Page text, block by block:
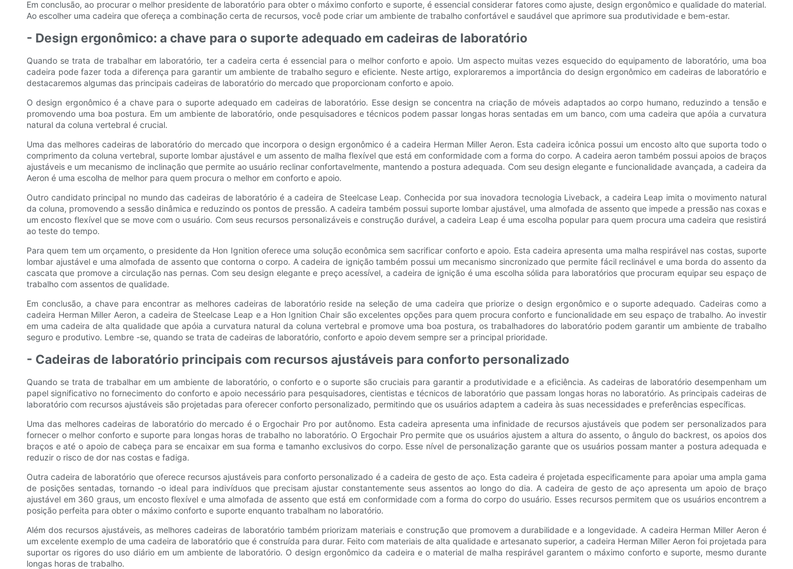
Em conclusão, ao procurar o melhor presidente de laboratório para obter o máximo conforto e suporte, é essencial considerar fatores como ajuste, design ergonômico e qualidade do material.
Ao escolher uma cadeira que ofereça a combinação certa de recursos, você pode criar um ambiente de trabalho confortável e saudável que aprimore sua produtividade e bem-estar.
- Design ergonômico: a chave para o suporte adequado em cadeiras de laboratório
Quando se trata de trabalhar em laboratório, ter a cadeira certa é essencial para o melhor conforto e apoio. Um aspecto muitas vezes esquecido do equipamento de laboratório, uma boa
cadeira pode fazer toda a diferença para garantir um ambiente de trabalho seguro e eficiente. Neste artigo, exploraremos a importância do design ergonômico em cadeiras de laboratório e
destacaremos algumas das principais cadeiras de laboratório do mercado que proporcionam conforto e apoio.
O design ergonômico é a chave para o suporte adequado em cadeiras de laboratório. Esse design se concentra na criação de móveis adaptados ao corpo humano, reduzindo a tensão e
promovendo uma boa postura. Em um ambiente de laboratório, onde pesquisadores e técnicos podem passar longas horas sentadas em um banco, com uma cadeira que apóia a curvatura
natural da coluna vertebral é crucial.
Uma das melhores cadeiras de laboratório do mercado que incorpora o design ergonômico é a cadeira Herman Miller Aeron. Esta cadeira icônica possui um encosto alto que suporta todo o
comprimento da coluna vertebral, suporte lombar ajustável e um assento de malha flexível que está em conformidade com a forma do corpo. A cadeira aeron também possui apoios de braços
ajustáveis ​​e um mecanismo de inclinação que permite ao usuário reclinar confortavelmente, mantendo a postura adequada. Com seu design elegante e funcionalidade avançada, a cadeira da
Aeron é uma escolha de melhor para quem procura o melhor em conforto e apoio.
Outro candidato principal no mundo das cadeiras de laboratório é a cadeira de Steelcase Leap. Conhecida por sua inovadora tecnologia Liveback, a cadeira Leap imita o movimento natural
da coluna, promovendo a sessão dinâmica e reduzindo os pontos de pressão. A cadeira também possui suporte lombar ajustável, uma almofada de assento que impede a pressão nas coxas e
um encosto flexível que se move com o usuário. Com seus recursos personalizáveis ​​e construção durável, a cadeira Leap é uma escolha popular para quem procura uma cadeira que resistirá
ao teste do tempo.
Para quem tem um orçamento, o presidente da Hon Ignition oferece uma solução econômica sem sacrificar conforto e apoio. Esta cadeira apresenta uma malha respirável nas costas, suporte
lombar ajustável e uma almofada de assento que contorna o corpo. A cadeira de ignição também possui um mecanismo sincronizado que permite fácil reclinável e uma borda do assento da
cascata que promove a circulação nas pernas. Com seu design elegante e preço acessível, a cadeira de ignição é uma escolha sólida para laboratórios que procuram equipar seu espaço de
trabalho com assentos de qualidade.
Em conclusão, a chave para encontrar as melhores cadeiras de laboratório reside na seleção de uma cadeira que priorize o design ergonômico e o suporte adequado. Cadeiras como a
cadeira Herman Miller Aeron, a cadeira de Steelcase Leap e a Hon Ignition Chair são excelentes opções para quem procura conforto e funcionalidade em seu espaço de trabalho. Ao investir
em uma cadeira de alta qualidade que apóia a curvatura natural da coluna vertebral e promove uma boa postura, os trabalhadores do laboratório podem garantir um ambiente de trabalho
seguro e produtivo. Lembre -se, quando se trata de cadeiras de laboratório, conforto e apoio devem sempre ser a principal prioridade.
- Cadeiras de laboratório principais com recursos ajustáveis ​​para conforto personalizado
Quando se trata de trabalhar em um ambiente de laboratório, o conforto e o suporte são cruciais para garantir a produtividade e a eficiência. As cadeiras de laboratório desempenham um
papel significativo no fornecimento do conforto e apoio necessário para pesquisadores, cientistas e técnicos de laboratório que passam longas horas no laboratório. As principais cadeiras de
laboratório com recursos ajustáveis ​​são projetadas para oferecer conforto personalizado, permitindo que os usuários adaptem a cadeira às suas necessidades e preferências específicas.
Uma das melhores cadeiras de laboratório do mercado é o Ergochair Pro por autônomo. Esta cadeira apresenta uma infinidade de recursos ajustáveis ​​que podem ser personalizados para
fornecer o melhor conforto e suporte para longas horas de trabalho no laboratório. O Ergochair Pro permite que os usuários ajustem a altura do assento, o ângulo do backrest, os apoios dos
braços e até o apoio de cabeça para se encaixar em sua forma e tamanho exclusivos do corpo. Esse nível de personalização garante que os usuários possam manter a postura adequada e
reduzir o risco de dor nas costas e fadiga.
Outra cadeira de laboratório que oferece recursos ajustáveis ​​para conforto personalizado é a cadeira de gesto de aço. Esta cadeira é projetada especificamente para apoiar uma ampla gama
de posições sentadas, tornando -o ideal para indivíduos que precisam ajustar constantemente seus assentos ao longo do dia. A cadeira de gesto de aço apresenta um apoio de braço
ajustável em 360 graus, um encosto flexível e uma almofada de assento que está em conformidade com a forma do corpo do usuário. Esses recursos permitem que os usuários encontrem a
posição perfeita para obter o máximo conforto e suporte enquanto trabalham no laboratório.
Além dos recursos ajustáveis, as melhores cadeiras de laboratório também priorizam materiais e construção que promovem a durabilidade e a longevidade. A cadeira Herman Miller Aeron é
um excelente exemplo de uma cadeira de laboratório que é construída para durar. Feito com materiais de alta qualidade e artesanato superior, a cadeira Herman Miller Aeron foi projetada para
suportar os rigores do uso diário em um ambiente de laboratório. O design ergonômico da cadeira e o material de malha respirável garantem o máximo conforto e suporte, mesmo durante
longas horas de trabalho.